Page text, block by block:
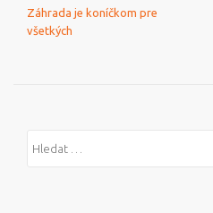
Záhrada je koníčkom pre
všetkých